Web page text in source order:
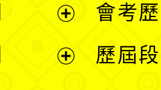
會考
歷屆